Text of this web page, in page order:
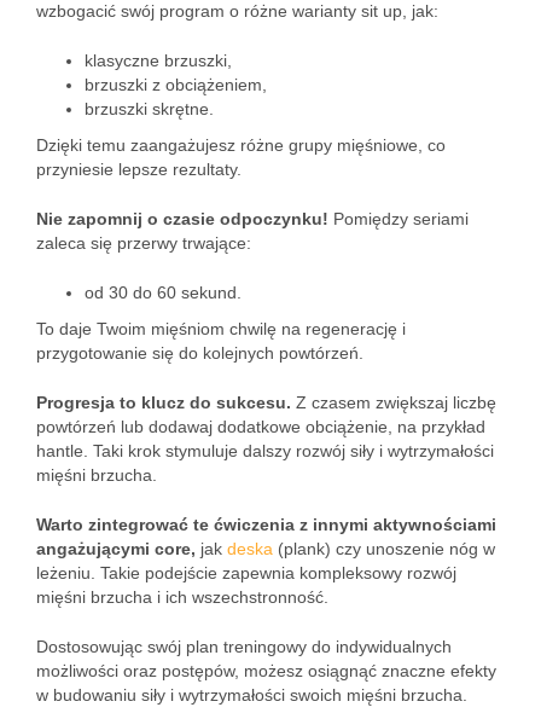
wzbogacić swój program o różne warianty sit up, jak:
klasyczne brzuszki,
brzuszki z obciążeniem,
brzuszki skrętne.
Dzięki temu zaangażujesz różne grupy mięśniowe, co
przyniesie lepsze rezultaty.
Nie zapomnij o czasie odpoczynku! Pomiędzy seriami
zaleca się przerwy trwające:
od 30 do 60 sekund.
To daje Twoim mięśniom chwilę na regenerację i
przygotowanie się do kolejnych powtórzeń.
Progresja to klucz do sukcesu. Z czasem zwiększaj liczbę
powtórzeń lub dodawaj dodatkowe obciążenie, na przykład
hantle. Taki krok stymuluje dalszy rozwój siły i wytrzymałości
mięśni brzucha.
Warto zintegrować te ćwiczenia z innymi aktywnościami
angażującymi core, jak deska (plank) czy unoszenie nóg w
leżeniu. Takie podejście zapewnia kompleksowy rozwój
mięśni brzucha i ich wszechstronność.
Dostosowując swój plan treningowy do indywidualnych
możliwości oraz postępów, możesz osiągnąć znaczne efekty
w budowaniu siły i wytrzymałości swoich mięśni brzucha.